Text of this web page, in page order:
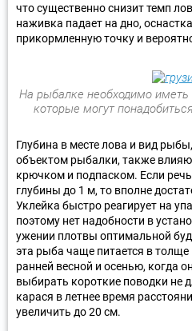
что существенно снизит темп
наживка падает на дно,
прикормленную точку и
На рыбалке необходимо иметь
которые могут
Глубина в месте лова и вид
объектом рыбалки, также
крючком и подпаском. Если
глубины до 1 м, то вполне
Уклейка быстро реагирует на
поэтому нет надобности в
ужении плотвы оптимальной
эта рыба чаще питается в
ранней весной и осенью, когда
выбирать короткие поводки не
карася в летнее время
увеличить до 20 см.